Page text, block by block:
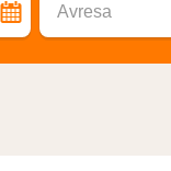
Avresa